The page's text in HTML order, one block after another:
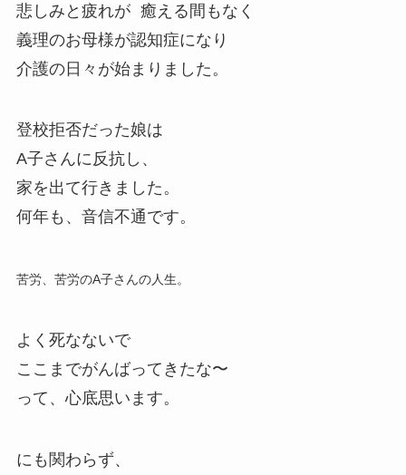
悲しみと疲れが 癒える間もなく
義理のお母様が認知症になり
介護の日々が始まりました。
登校拒否だった娘は
A子さんに反抗し、
家を出て行きました。
何年も、音信不通です。
苦労、苦労のA子さんの人生。
よく死なないで
ここまでがんばってきたな〜
って、心底思います。
にも関わらず、